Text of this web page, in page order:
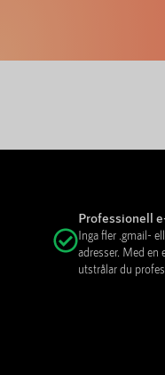
Professionell
Inga fler .gmail-
adresser. Med en
utstrålar du